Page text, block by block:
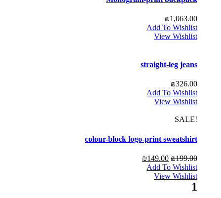
₪1,063.00
Add To Wishlist
View Wishlist
straight-leg jeans
₪326.00
Add To Wishlist
View Wishlist
!SALE
colour-block logo-print sweatshirt
₪199.00
₪149.00
Add To Wishlist
View Wishlist
1